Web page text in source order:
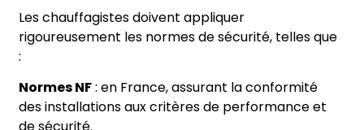
Les chauffagistes doivent appliquer
rigoureusement les normes de sécurité, telles que
:
Normes NF: en France, assurant la conformité
des installations aux critères de performance et